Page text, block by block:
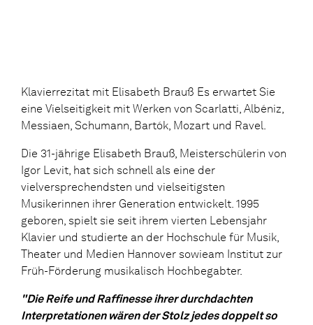
Klavierrezitat mit Elisabeth Brauß Es erwartet Sie
eine Vielseitigkeit mit Werken von Scarlatti, Albéniz,
Messiaen, Schumann, Bartók, Mozart und Ravel.
Die 31-jährige Elisabeth Brauß, Meisterschülerin von
Igor Levit, hat sich schnell als eine der
vielversprechendsten und vielseitigsten
Musikerinnen ihrer Generation entwickelt. 1995
geboren, spielt sie seit ihrem vierten Lebensjahr
Klavier und studierte an der Hochschule für Musik,
Theater und Medien Hannover sowieam Institut zur
Früh-Förderung musikalisch Hochbegabter.
"Die Reife und Raffinesse ihrer durchdachten
Interpretationen wären der Stolz jedes doppelt so